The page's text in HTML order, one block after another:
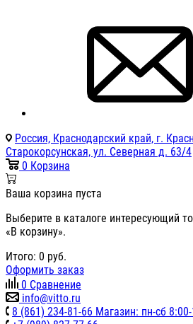
Россия, Краснодарский край, г.
Старокорсунская, ул. Северная д. 63/4
0 Корзина
Ваша корзина пуста
Выберите в каталоге интересующий
«В корзину».
Итого: 0 руб.
Оформить заказ
0 Сравнение
info@vitto.ru
8 (861) 234-81-66 Магазин: пн-сб